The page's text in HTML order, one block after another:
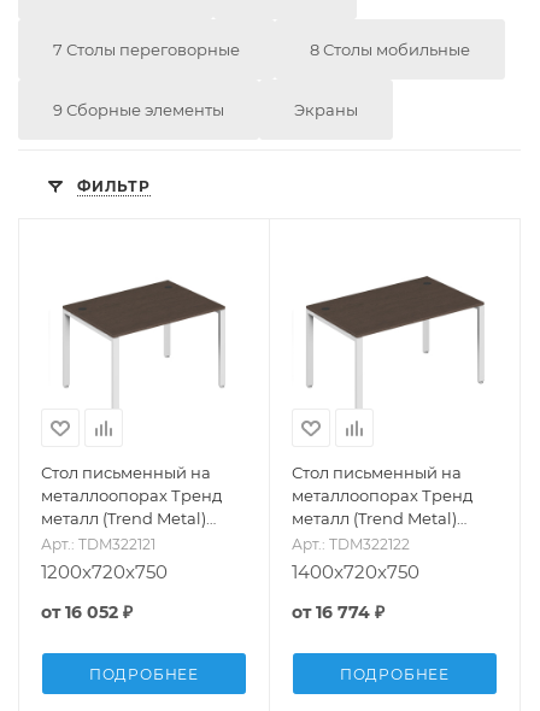
7 Столы переговорные 8 Столы мобильные
9 Сборные элементы Экраны
ФИЛЬТР
Стол письменный на
металлоопорах Тренд
металл (Trend Metal)
TDM322121
Арт.: TDM322121
1200x720x750
от16 052 ₽
ПОДРОБНЕЕ
Стол письменный на
металлоопорах Тренд
металл (Trend Metal)
TDM322122
Арт.: TDM322122
1400x720x750
от16 774 ₽
ПОДРОБНЕЕ